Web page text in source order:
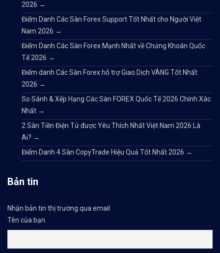
2026 →
Điểm Danh Các Sàn Forex Support Tốt Nhất cho Người Việt
Nam 2026 →
Điểm Danh Các Sàn Forex Mạnh Nhất về Chứng Khoán Quốc
Tế 2026 →
Điểm danh Các Sàn Forex hỗ trợ Giao Dịch VÀNG Tốt Nhất
2026 →
So Sánh & Xếp Hạng Các Sàn FOREX Quốc Tế 2026 Chính Xác
Nhất →
2 Sàn Tiền Điện Tử được Yêu Thích Nhất Việt Nam 2026 Là
Ai? →
Điểm Danh 4 Sàn CopyTrade Hiệu Quả Tốt Nhất 2026 →
Bản tin
Nhận bản tin thị trường qua email
Tên của bạn